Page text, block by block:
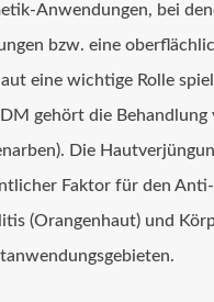
Anwendungen, bei
bzw. eine
eine wichtige Rolle
gehört die
Die
Faktor für den
(Orangenhaut) und